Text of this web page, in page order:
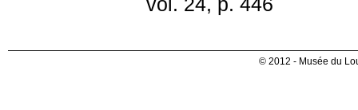
vol. 24, p. 446
© 2012 - Musée du